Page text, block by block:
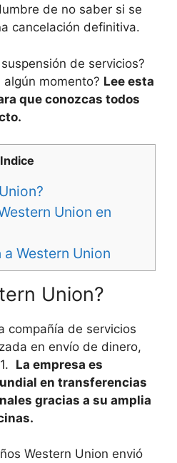
de no saber si se
cancelación definitiva.
de servicios?
momento? Lee esta
que conozcas todos
Indice
Union en
Western Union
Union?
compañía de servicios
en envío de dinero,
La empresa es
en transferencias
gracias a su amplia
Western Union envió